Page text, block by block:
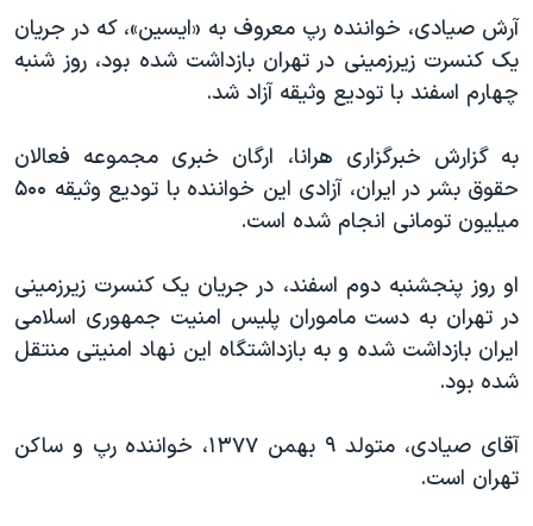
آرشیو پخش زنده
مجموعه مستندهای دادخواهی
تریبونال مردمی آبان ۹۸
چهل سال گروگان‌گیری
قانون شفافیت دارائی کادر رهبری ایران
اسرائیل در جنگ
نرگس محمدی برنده جایزه نوبل صلح
سفر پرزیدنت ترامپ به چین
آرش صیادی، خواننده رپ معروف به «ایسین»، که در جریان
یک کنسرت زیرزمینی در تهران بازداشت شده بود، روز شنبه
چهارم اسفند با تودیع وثیقه آزاد شد.
به گزارش خبرگزاری هرانا، ارگان خبری مجموعه فعالان
حقوق بشر در ایران، آزادی این خواننده با تودیع وثیقه ۵۰۰
میلیون تومانی انجام شده است.
او روز پنجشنبه دوم اسفند، در جریان یک کنسرت زیرزمینی
در تهران به دست ماموران پلیس امنیت جمهوری اسلامی
ایران بازداشت شده و به بازداشتگاه این نهاد امنیتی منتقل
شده بود.
آقای صیادی، متولد ۹ بهمن ۱۳۷۷، خواننده رپ و ساکن
تهران است.